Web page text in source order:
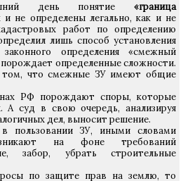
день понятие «граница
и не определены легально, как и не
работ по определению
лишь способ установления
определения «смежный
определенные сложности.
том, что смежные ЗУ имеют общие
РФ порождают споры, которые
А суд в свою очередь, анализируя
дел, выносит решение.
в пользовании ЗУ, иными словами
на фоне требований
забор, убрать строительные
по защите прав на землю, то